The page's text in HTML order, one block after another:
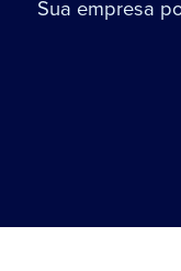
Sua empresa